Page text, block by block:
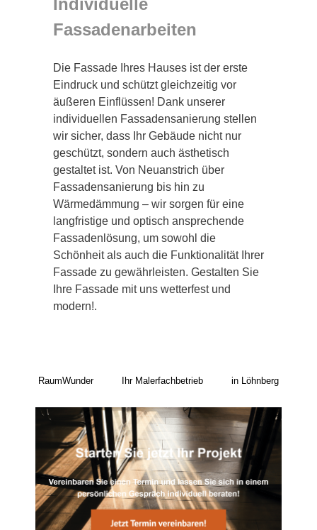
Fassadenarbeiten
Die Fassade Ihres Hauses ist der erste
Eindruck und schützt gleichzeitig vor
äußeren Einflüssen! Dank unserer
individuellen Fassadensanierung stellen
wir sicher, dass Ihr Gebäude nicht nur
geschützt, sondern auch ästhetisch
gestaltet ist. Von Neuanstrich über
Fassadensanierung bis hin zu
Wärmedämmung – wir sorgen für eine
langfristige und optisch ansprechende
Fassadenlösung, um sowohl die
Schönheit als auch die Funktionalität Ihrer
Fassade zu gewährleisten. Gestalten Sie
Ihre Fassade mit uns wetterfest und
modern!.
RaumWunder Ihr Malerfachbetrieb in Löhnberg